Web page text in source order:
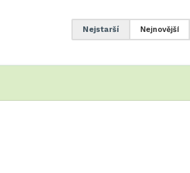
Nejnovější
Nejstarší